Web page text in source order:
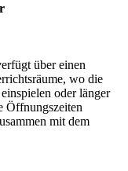
über einen
wo die
oder länger
Öffnungszeiten
mit dem